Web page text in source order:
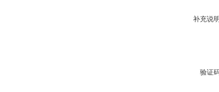
补充说
验证